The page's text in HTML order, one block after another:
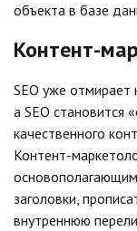
объекта в базе
Контент-
SEO уже отмирает
а SEO
качественного
Контент-
заголовки,
внутреннюю